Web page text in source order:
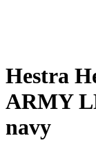
Hestra
ARMY
navy